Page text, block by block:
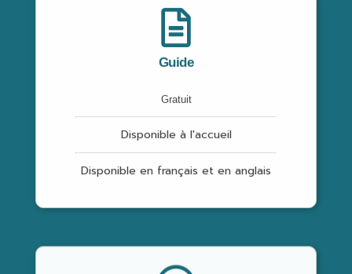
Guide
Gratuit
Disponible à l'accueil
Disponible en français et en anglais